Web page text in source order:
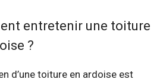
entretenir une toiture
?
d’une toiture en ardoise est